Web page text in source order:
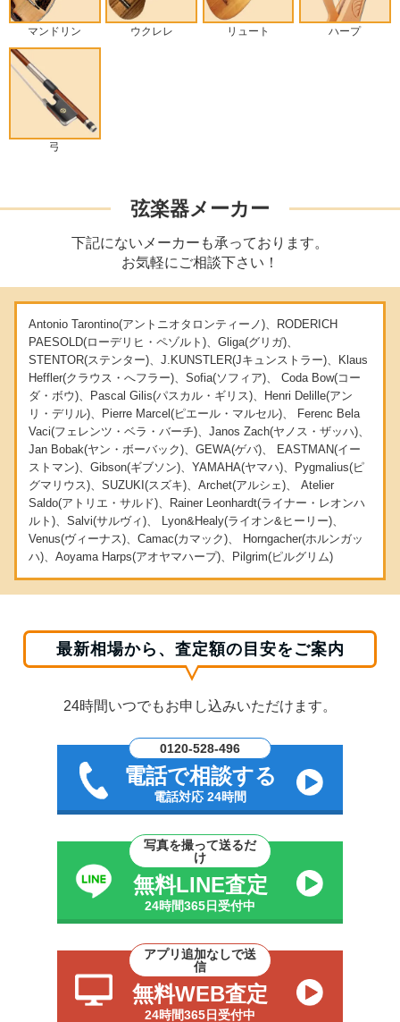
マンドリン ウクレレ リュート ハープ
弓
弦楽器メーカー
下記にないメーカーも承っております。
お気軽にご相談下さい！
Antonio Tarontino(アントニオタロンティーノ)、RODERICH
PAESOLD(ローデリヒ・ペゾルト)、Gliga(グリガ)、
STENTOR(ステンター)、J.KUNSTLER(Jキュンストラー)、Klaus
Heffler(クラウス・へフラー)、Sofia(ソフィア)、 Coda Bow(コー
ダ・ボウ)、Pascal Gilis(パスカル・ギリス)、Henri Delille(アン
リ・デリル)、Pierre Marcel(ピエール・マルセル)、 Ferenc Bela
Vaci(フェレンツ・ベラ・バーチ)、Janos Zach(ヤノス・ザッハ)、
Jan Bobak(ヤン・ボーバック)、GEWA(ゲバ)、 EASTMAN(イー
ストマン)、Gibson(ギブソン)、YAMAHA(ヤマハ)、Pygmalius(ピ
グマリウス)、SUZUKI(スズキ)、Archet(アルシェ)、 Atelier
Saldo(アトリエ・サルド)、Rainer Leonhardt(ライナー・レオンハ
ルト)、Salvi(サルヴィ)、 Lyon&Healy(ライオン&ヒーリー)、
Venus(ヴィーナス)、Camac(カマック)、 Horngacher(ホルンガッ
ハ)、Aoyama Harps(アオヤマハープ)、Pilgrim(ピルグリム)
最新相場から、査定額の目安をご案内
24時間いつでもお申し込みいただけます。
0120-528-496
電話で相談する
電話対応 24時間
写真を撮って送るだ
け
無料LINE査定
24時間365日受付中
アプリ追加なしで送
信
無料WEB査定
24時間365日受付中